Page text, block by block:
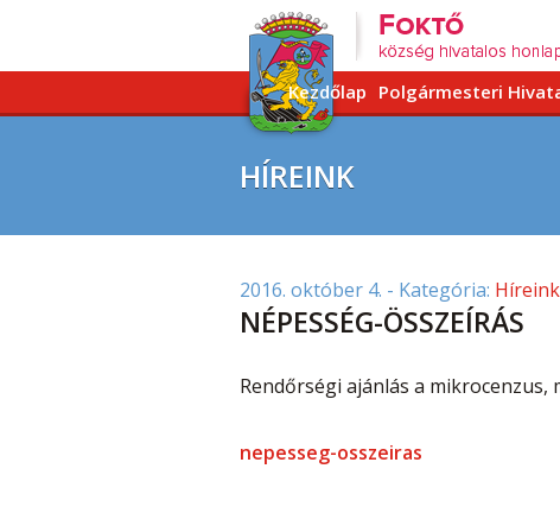
Kezdőlap Polgármesteri
HÍREINK
2016. október 4. - Kategória: Híreink
NÉPESSÉG-ÖSSZEÍRÁS
Rendőrségi ajánlás a mikrocenzus,
nepesseg-osszeiras